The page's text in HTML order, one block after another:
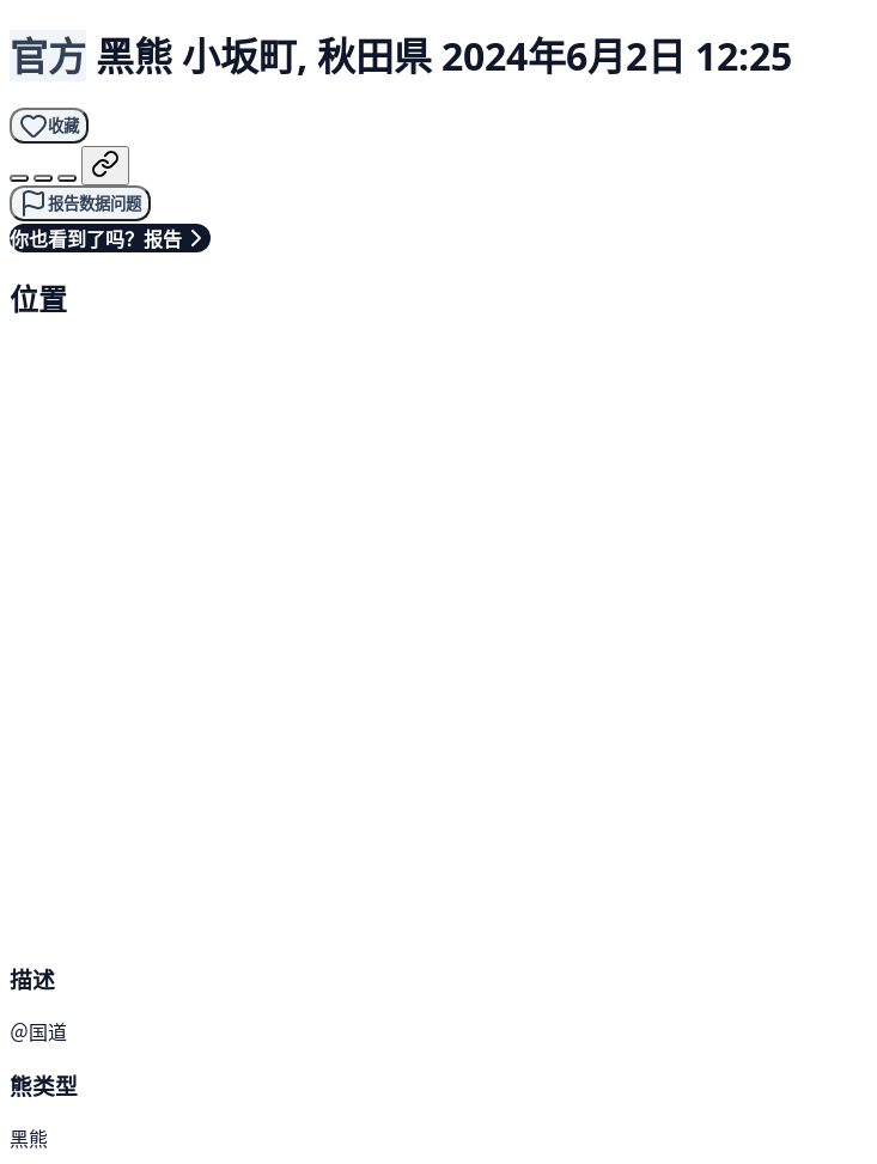
官方 黑熊 小坂町, 秋田県 2024年6月2日 12:25
收藏
报告数据问题
你也看到了吗？报告
位置
描述
＠国道
熊类型
黑熊